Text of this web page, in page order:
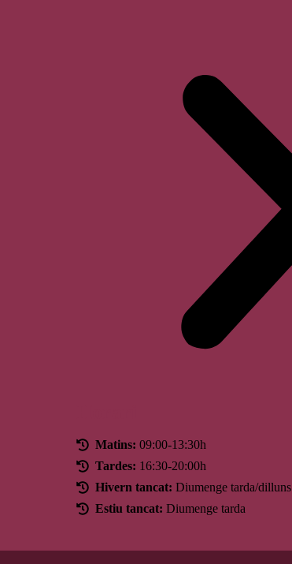
Matins: 09:00-13:30h
Tardes: 16:30-20:00h
Hivern tancat: Diumenge tarda/dilluns
Estiu tancat: Diumenge tarda